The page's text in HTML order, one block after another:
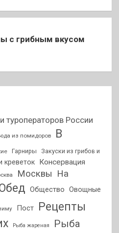
с грибным вкусом
туроператоров России
из помидоров
В
Гарниры
Закуски из грибов и
креветок Консервация
Москвы На
Общество Овощные
Пост
Рецепты
Рыба жареная
Рыба